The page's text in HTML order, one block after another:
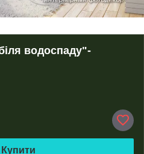
водоспаду"-
Купити